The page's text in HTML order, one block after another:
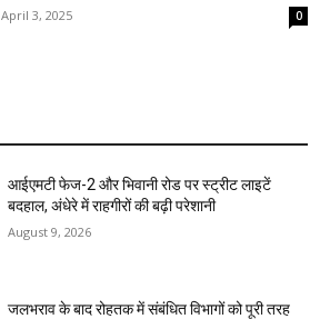
April 3, 2025 0
आईएमटी फेज-2 और भिवानी रोड पर स्ट्रीट लाइटें
बदहाल, अंधेरे में राहगीरों की बढ़ी परेशानी
August 9, 2026
जलभराव के बाद रोहतक में संबंधित विभागों को पूरी तरह